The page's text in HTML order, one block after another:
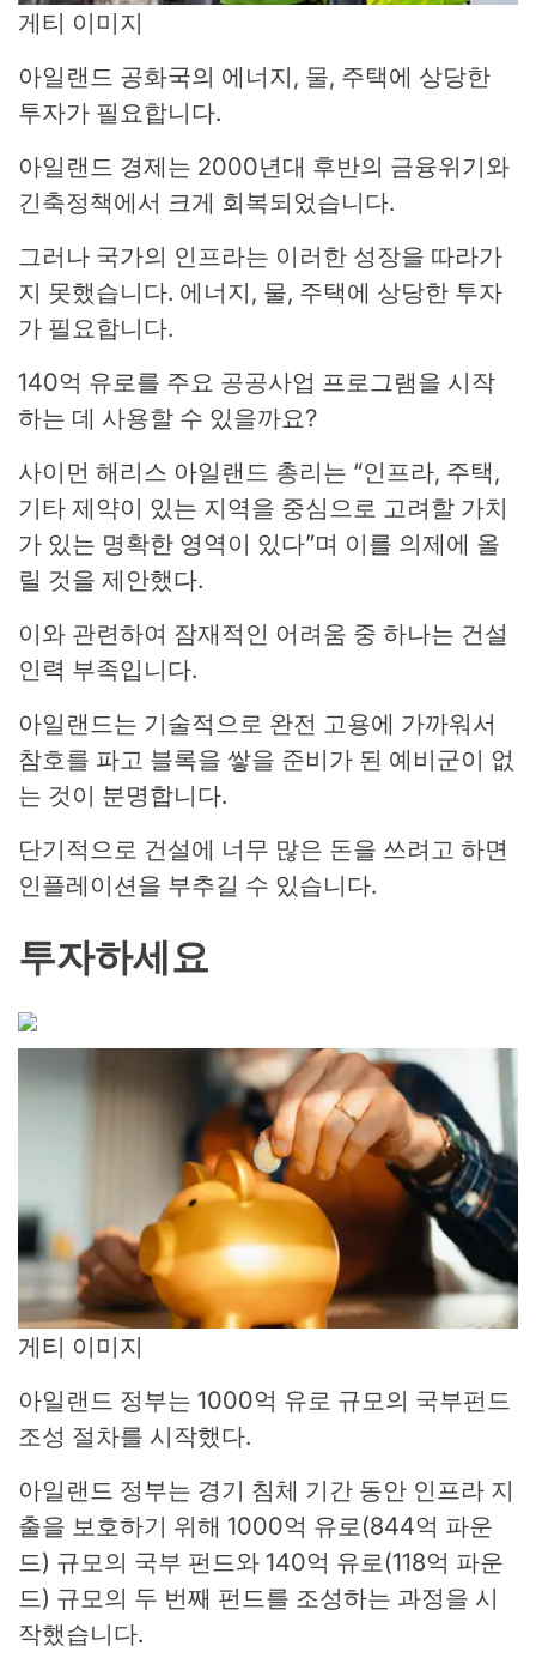
게티 이미지
아일랜드 공화국의 에너지, 물, 주택에 상당한
투자가 필요합니다.
아일랜드 경제는 2000년대 후반의 금융위기와
긴축정책에서 크게 회복되었습니다.
그러나 국가의 인프라는 이러한 성장을 따라가
지 못했습니다. 에너지, 물, 주택에 상당한 투자
가 필요합니다.
140억 유로를 주요 공공사업 프로그램을 시작
하는 데 사용할 수 있을까요?
사이먼 해리스 아일랜드 총리는 “인프라, 주택,
기타 제약이 있는 지역을 중심으로 고려할 가치
가 있는 명확한 영역이 있다”며 이를 의제에 올
릴 것을 제안했다.
이와 관련하여 잠재적인 어려움 중 하나는 건설
인력 부족입니다.
아일랜드는 기술적으로 완전 고용에 가까워서
참호를 파고 블록을 쌓을 준비가 된 예비군이 없
는 것이 분명합니다.
단기적으로 건설에 너무 많은 돈을 쓰려고 하면
인플레이션을 부추길 수 있습니다.
투자하세요
게티 이미지
아일랜드 정부는 1000억 유로 규모의 국부펀드
조성 절차를 시작했다.
아일랜드 정부는 경기 침체 기간 동안 인프라 지
출을 보호하기 위해 1000억 유로(844억 파운
드) 규모의 국부 펀드와 140억 유로(118억 파운
드) 규모의 두 번째 펀드를 조성하는 과정을 시
작했습니다.